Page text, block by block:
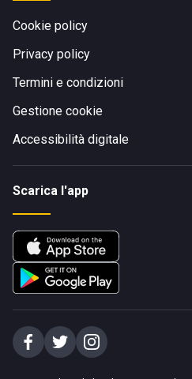
Cookie policy
Privacy policy
Termini e condizioni
Gestione cookie
Accessibilità digitale
Scarica l'app